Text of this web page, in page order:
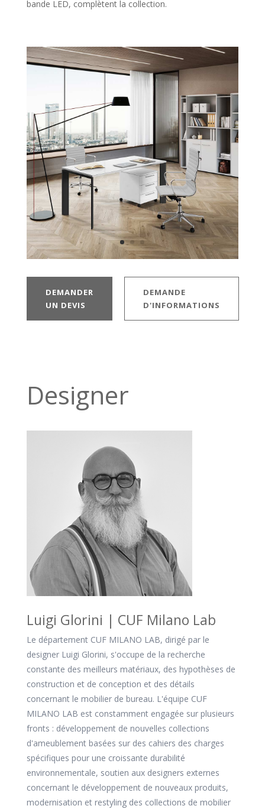
bande LED, complètent la collection.
DEMANDER
UN DEVIS
DEMANDE
D'INFORMATIONS
Designer
Luigi Glorini | CUF Milano Lab
Le département CUF MILANO LAB, dirigé par le
designer Luigi Glorini, s'occupe de la recherche
constante des meilleurs matériaux, des hypothèses de
construction et de conception et des détails
concernant le mobilier de bureau. L'équipe CUF
MILANO LAB est constamment engagée sur plusieurs
fronts : développement de nouvelles collections
d'ameublement basées sur des cahiers des charges
spécifiques pour une croissante durabilité
environnementale, soutien aux designers externes
concernant le développement de nouveaux produits,
modernisation et restyling des collections de mobilier